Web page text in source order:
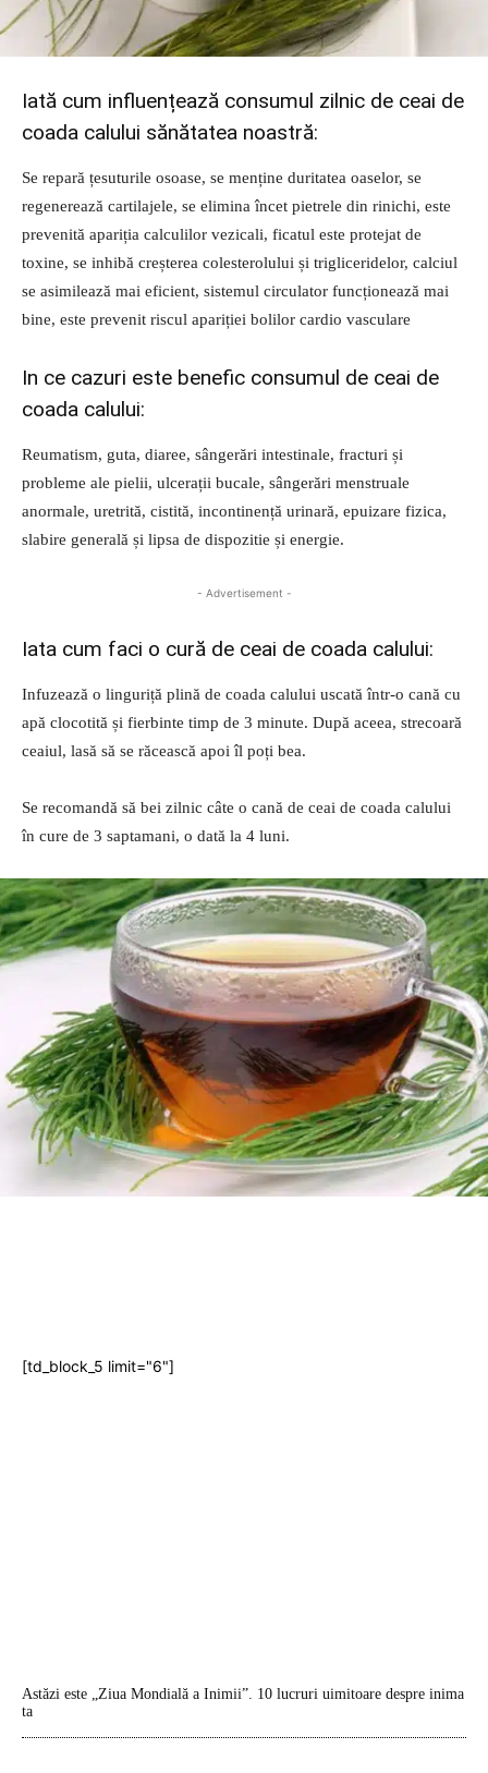
Iată cum influențează consumul zilnic de ceai de
coada calului sănătatea noastră:
Se repară țesuturile osoase, se menține duritatea oaselor, se
regenerează cartilajele, se elimina încet pietrele din rinichi, este
prevenită apariția calculilor vezicali, ficatul este protejat de
toxine, se inhibă creșterea colesterolului și trigliceridelor, calciul
se asimilează mai eficient, sistemul circulator funcționează mai
bine, este prevenit riscul apariției bolilor cardio vasculare
In ce cazuri este benefic consumul de ceai de
coada calului:
Reumatism, guta, diaree, sângerări intestinale, fracturi și
probleme ale pielii, ulcerații bucale, sângerări menstruale
anormale, uretrită, cistită, incontinență urinară, epuizare fizica,
slabire generală și lipsa de dispozitie și energie.
- Advertisement -
Iata cum faci o cură de ceai de coada calului:
Infuzează o linguriță plină de coada calului uscată într-o cană cu
apă clocotită și fierbinte timp de 3 minute. După aceea, strecoară
ceaiul, lasă să se răcească apoi îl poți bea.
Se recomandă să bei zilnic câte o cană de ceai de coada calului
în cure de 3 saptamani, o dată la 4 luni.
[td_block_5 limit="6"]
Astăzi este „Ziua Mondială a Inimii”. 10 lucruri uimitoare despre inima
ta